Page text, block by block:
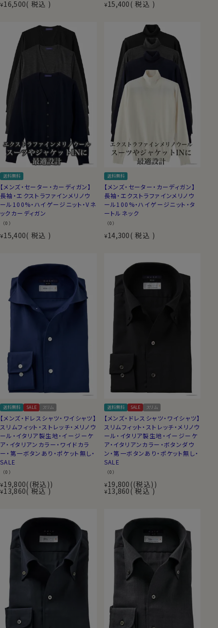
¥16,500 税込 ¥15,400 税込
送料無料
【メンズ・セーター・カーディガン】
長袖・エクストラファインメリノウ
ール100%・ハイゲージニット・Vネ
ックカーディガン
（0）
¥15,400 税込
送料無料
【メンズ・セーター・カーディガン】
長袖・エクストラファインメリノウ
ール100%・ハイゲージニット・タ
ートルネック
（0）
¥14,300 税込
送料無料 SALE スリム
【メンズ・ドレスシャツ・ワイシャツ】
スリムフィット・ストレッチ・メリノウ
ール・イタリア製生地・イージーケ
ア・イタリアンカラー・ワイドカラ
ー・第一ボタンあり・ポケット無し・
SALE
（0）
¥19,800 (税込)
¥13,860 税込
送料無料 SALE スリム
【メンズ・ドレスシャツ・ワイシャツ】
スリムフィット・ストレッチ・メリノウ
ール・イタリア製生地・イージーケ
ア・イタリアンカラー・ボタンダウ
ン・第一ボタンあり・ポケット無し・
SALE
（0）
¥19,800 (税込)
¥13,860 税込